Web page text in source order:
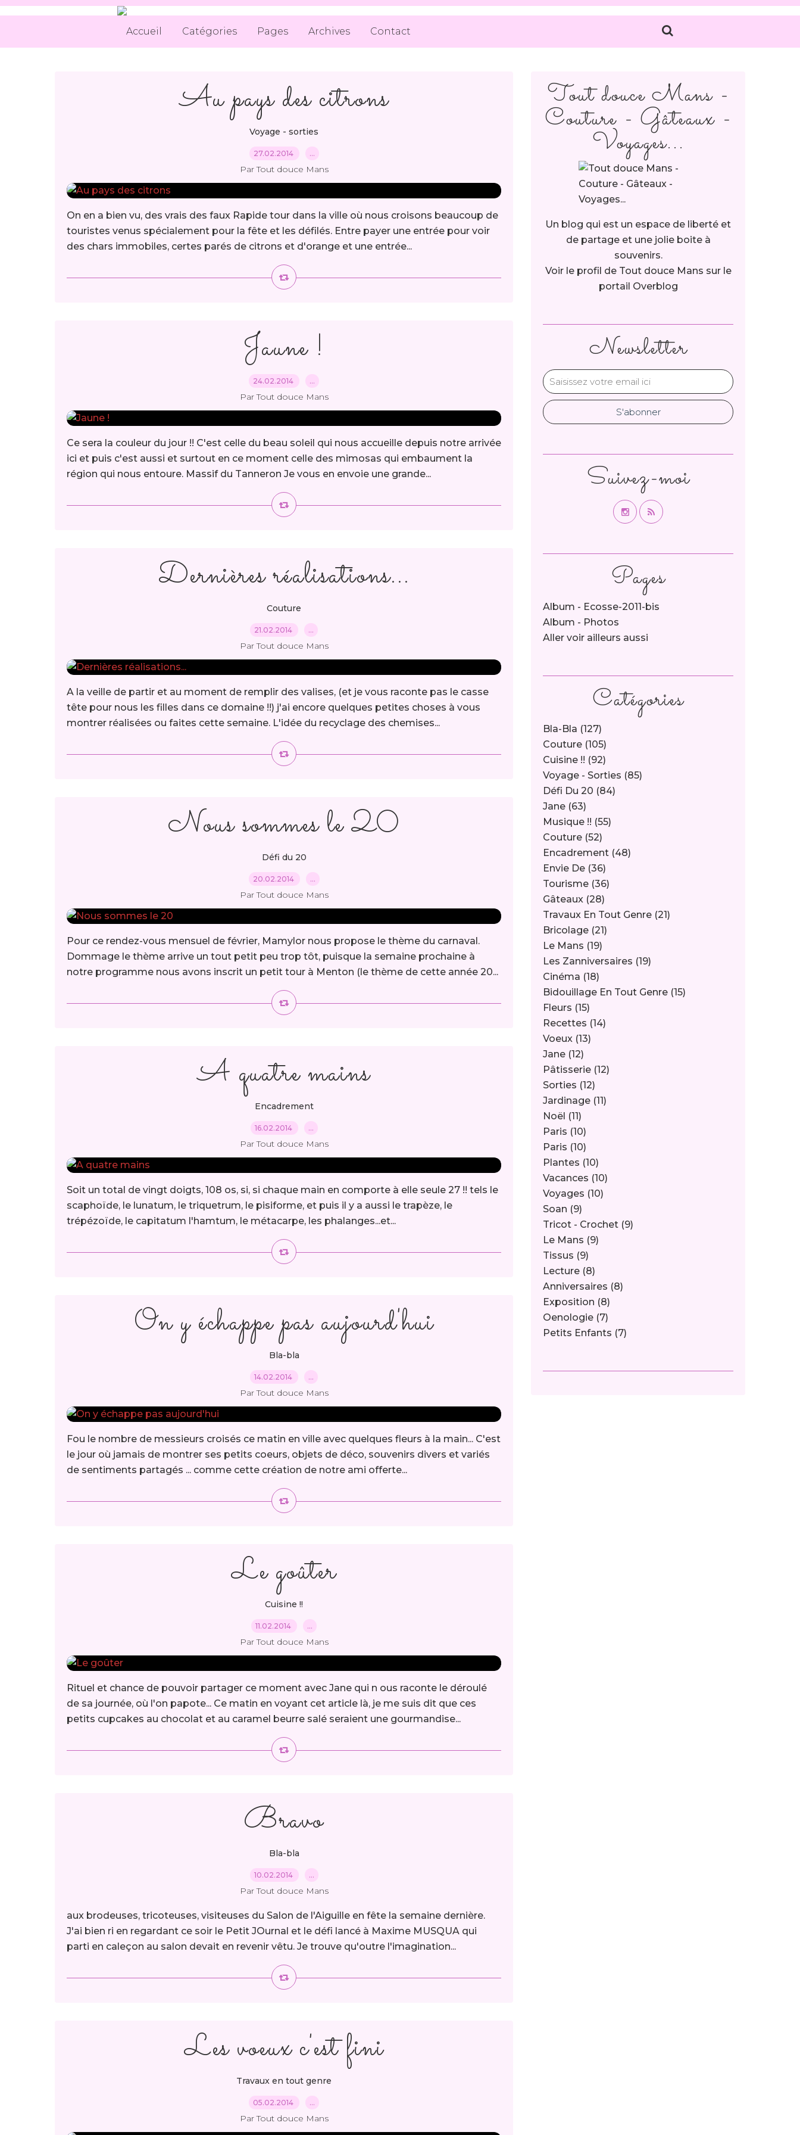
Accueil Catégories Pages Archives Contact
Au pays des citrons
Voyage - sorties
27.02.2014 …
Par Tout douce Mans
On en a bien vu, des vrais des faux Rapide tour dans la ville où nous croisons beaucoup de
touristes venus spécialement pour la fête et les défilés. Entre payer une entrée pour voir
des chars immobiles, certes parés de citrons et d'orange et une entrée...
Jaune !
24.02.2014 …
Par Tout douce Mans
Ce sera la couleur du jour !! C'est celle du beau soleil qui nous accueille depuis notre arrivée
ici et puis c'est aussi et surtout en ce moment celle des mimosas qui embaument la
région qui nous entoure. Massif du Tanneron Je vous en envoie une grande...
Dernières réalisations...
Couture
21.02.2014 …
Par Tout douce Mans
A la veille de partir et au moment de remplir des valises, (et je vous raconte pas le casse
tête pour nous les filles dans ce domaine !!) j'ai encore quelques petites choses à vous
montrer réalisées ou faites cette semaine. L'idée du recyclage des chemises...
Nous sommes le 20
Défi du 20
20.02.2014 …
Par Tout douce Mans
Pour ce rendez-vous mensuel de février, Mamylor nous propose le thème du carnaval.
Dommage le thème arrive un tout petit peu trop tôt, puisque la semaine prochaine à
notre programme nous avons inscrit un petit tour à Menton (le thème de cette année 20...
A quatre mains
Encadrement
16.02.2014 …
Par Tout douce Mans
Soit un total de vingt doigts, 108 os, si, si chaque main en comporte à elle seule 27 !! tels le
scaphoïde, le lunatum, le triquetrum, le pisiforme, et puis il y a aussi le trapèze, le
trépézoïde, le capitatum l'hamtum, le métacarpe, les phalanges...et...
On y échappe pas aujourd'hui
Bla-bla
14.02.2014 …
Par Tout douce Mans
Fou le nombre de messieurs croisés ce matin en ville avec quelques fleurs à la main... C'est
le jour où jamais de montrer ses petits coeurs, objets de déco, souvenirs divers et variés
de sentiments partagés ... comme cette création de notre ami offerte...
Le goûter
Cuisine !!
11.02.2014 …
Par Tout douce Mans
Rituel et chance de pouvoir partager ce moment avec Jane qui n ous raconte le déroulé
de sa journée, où l'on papote... Ce matin en voyant cet article là, je me suis dit que ces
petits cupcakes au chocolat et au caramel beurre salé seraient une gourmandise...
Bravo
Bla-bla
10.02.2014 …
Par Tout douce Mans
aux brodeuses, tricoteuses, visiteuses du Salon de l'Aiguille en fête la semaine dernière.
J'ai bien ri en regardant ce soir le Petit JOurnal et le défi lancé à Maxime MUSQUA qui
parti en caleçon au salon devait en revenir vêtu. Je trouve qu'outre l'imagination...
Les voeux c'est fini
Travaux en tout genre
05.02.2014 …
Par Tout douce Mans
Newsletter
Catégories
Bla-Bla (127)
Couture (105)
Cuisine !! (92)
Voyage - Sorties (85)
Défi Du 20 (84)
Jane (63)
Musique !! (55)
Couture (52)
Encadrement (48)
Envie De (36)
Tourisme (36)
Gâteaux (28)
Travaux En Tout Genre (21)
Bricolage (21)
Le Mans (19)
Les Zanniversaires (19)
Cinéma (18)
Bidouillage En Tout Genre (15)
Fleurs (15)
Recettes (14)
Voeux (13)
Jane (12)
Pâtisserie (12)
Sorties (12)
Jardinage (11)
Noël (11)
Paris (10)
Paris (10)
Plantes (10)
Vacances (10)
Voyages (10)
Soan (9)
Tricot - Crochet (9)
Le Mans (9)
Tissus (9)
Lecture (8)
Anniversaires (8)
Exposition (8)
Oenologie (7)
Petits Enfants (7)
Pages
Album - Ecosse-2011-bis
Album - Photos
Aller voir ailleurs aussi
Tout douce Mans -
Couture - Gâteaux -
Voyages...
Un blog qui est un espace de liberté et
de partage et une jolie boite à
souvenirs.
Voir le profil de Tout douce Mans sur le
portail Overblog
Suivez-moi